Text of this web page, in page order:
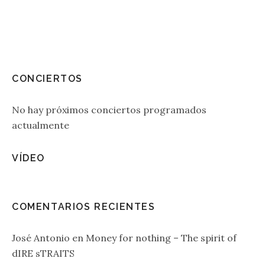
CONCIERTOS
No hay próximos conciertos programados
actualmente
VÍDEO
COMENTARIOS RECIENTES
José Antonio en Money for nothing – The spirit of
dIRE sTRAITS